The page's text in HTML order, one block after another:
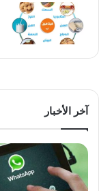
آخر الأخبار